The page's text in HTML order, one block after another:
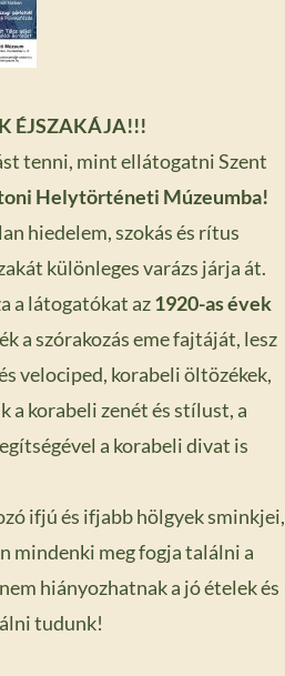
ÉJSZAKÁJA!!!
tenni, mint ellátogatni Szent
Helytörténeti Múzeumba!
hiedelem, szokás és rítus
különleges varázs járja át.
a látogatókat az1920-as évek
a szórakozás eme fajtáját, lesz
velociped, korabeli öltözékek,
a korabeli zenét és stílust, a
a korabeli divat is
ifjú és ifjabb hölgyek sminkjei,
mindenki meg fogja találni a
hiányozhatnak a jó ételek és
tudunk!